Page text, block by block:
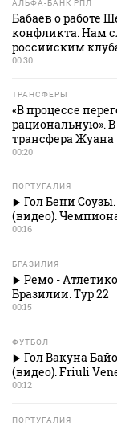
АЛЬФА-БАНК РПЛ
Бабаев о работе
конфликта. Нам
российским
00:30
ТРАНСФЕРЫ
«В процессе
рациональную».
трансфера Жуана
00:20
ПОРТУГАЛИЯ
Гол Бени
(видео).
00:16
БРАЗИЛИЯ
Ремо -
Бразилии. Тур 22
00:15
ФУТБОЛ
Гол Вакуна
(видео). Friuli
00:12
ПОРТУГАЛИЯ